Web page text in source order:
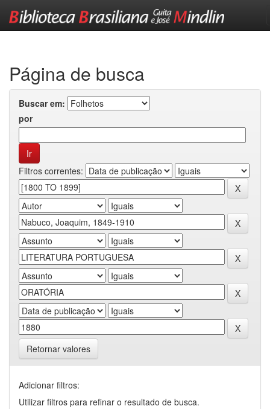
Página de busca
Buscar em:
por
Filtros correntes:
Retornar valores
Adicionar filtros:
Utilizar filtros para refinar o resultado de busca.